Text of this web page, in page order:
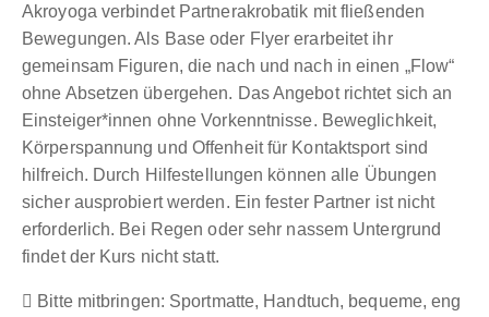
Akroyoga verbindet Partnerakrobatik mit fließenden
Bewegungen. Als Base oder Flyer erarbeitet ihr
gemeinsam Figuren, die nach und nach in einen „Flow“
ohne Absetzen übergehen. Das Angebot richtet sich an
Einsteiger*innen ohne Vorkenntnisse. Beweglichkeit,
Körperspannung und Offenheit für Kontaktsport sind
hilfreich. Durch Hilfestellungen können alle Übungen
sicher ausprobiert werden. Ein fester Partner ist nicht
erforderlich. Bei Regen oder sehr nassem Untergrund
findet der Kurs nicht statt.
Bitte mitbringen: Sportmatte, Handtuch, bequeme, eng